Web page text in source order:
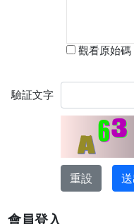
觀看原始碼
驗証文字
會員登入